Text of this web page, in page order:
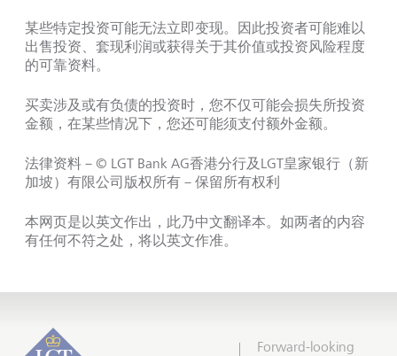
某些特定投资可能无法立即变现。因此投资者可能难以
出售投资、套现利润或获得关于其价值或投资风险程度
的可靠资料。
买卖涉及或有负债的投资时，您不仅可能会损失所投资
金额，在某些情况下，您还可能须支付额外金额。
法律资料－© LGT Bank AG香港分行及LGT皇家银行（新
加坡）有限公司版权所有－保留所有权利
本网页是以英文作出，此乃中文翻译本。如两者的内容
有任何不符之处，将以英文作准。
Forward-looking